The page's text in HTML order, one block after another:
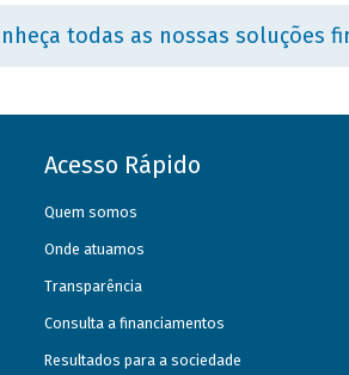
todas as nossas soluções
Acesso Rápido
Quem somos
Onde atuamos
Transparência
Consulta a financiamentos
Resultados para a sociedade